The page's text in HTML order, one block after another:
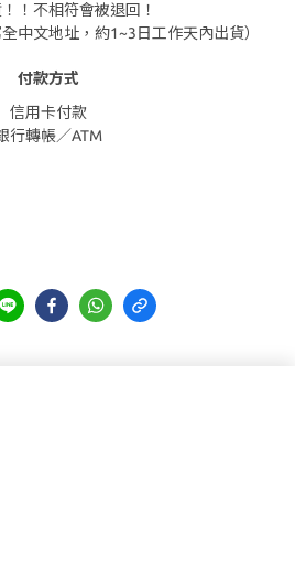
！不相符會被退回！
中文地址，約1~3日工作天內出貨）
付款方式
信用卡付款
行轉帳／ATM